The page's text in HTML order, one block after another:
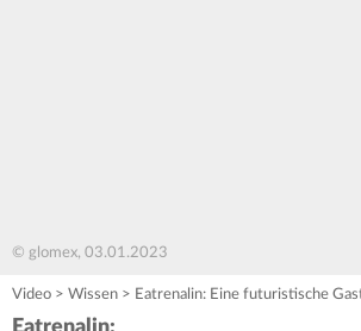
© glomex, 03.01.2023
Video > Wissen > Eatrenalin: Eine futuristische